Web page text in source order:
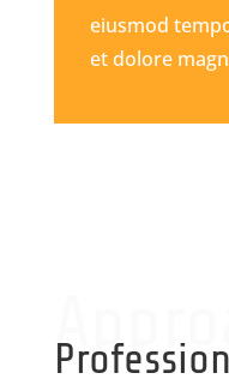
eiusmod
et dolore